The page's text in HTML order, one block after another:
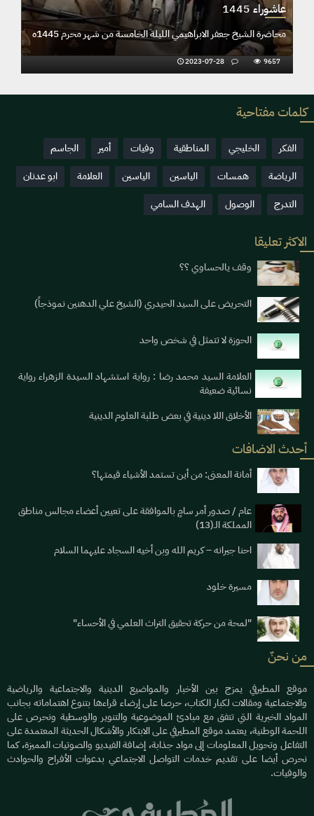
عاشوراء 1445
محاضرة الشيخ جعفر الابراهيمي الليلة من المحرم ١٤٤٥ هـــ
كلمات مفتاحية
الفكر الخليجي المناطقية وفيات أمير
الجاسم
الرياضة
همسات الياسين الياسين العلامة
ابو عدنان
التدرج
الوصول الهدف السامي
الاكثر تعليقا
وقف يالحساوي ؟؟
التحريض على السيد الحيدري (الشيخ علي الدهنين نموذجاً)
الحوزة لا تتمثل في شخص واحد
العلامة السيد محمد رضا : رواية استشهاد السيدة الزهراء رواية
نسائية ضعيفة
الأخلاق اللا دينية في بعض طلبة العلوم الدينية
أحدث الاضافات
أمانة المعنى: من أين تستمد الأشياء قيمتها؟
عام / صدور أمر سامٍ بالموافقة على تعيين أعضاء مجالس مناطق
المملكة الـ(13)
احنا جيرانه – كريم الله وبن أخيه السجاد عليهما السلام
مسيرة خلود
"لمحة من حركة تحقيق التراث العلمي في الأحساء"
من نحنٌ
موقع المطيرفي يمزج بين الأخبار والمواضيع الدينية والاجتماعية والرياضية
والاجتماعية ومقالات لكبار الكتاب، حرصا على إرضاء قراءها بتنوع اهتماماته بجانب
المواد الخبرية التي تتفق مع مبادئ الموضوعية والتنوير والوسطية ونحرص على
اللحمة الوطنية، يعتمد موقع المطيرفي على الابتكار والأشكال الحديثة المعتمدة على
التفاعل وتحويل المعلومات إلى مواد جذابة، إضافة الفيديو والصوتيات المميزة، كما
نحرص أيضا على تقديم خدمات التواصل الاجتماعي بدعوات الأفراح والحوادث
والوفيات.